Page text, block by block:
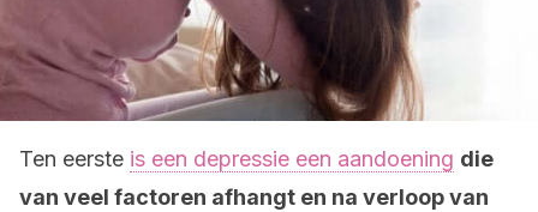
Ten eerste is een depressie een aandoening die
van veel factoren afhangt en na verloop van